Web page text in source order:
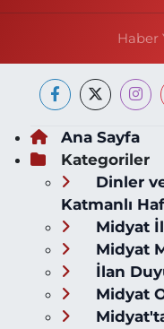
Haber
Ana Sayfa
Kategoriler
Dinler
Katmanlı
Midyat
Midyat
İlan
Midyat